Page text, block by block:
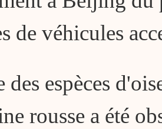
de véhicules
des espèces
rousse a été